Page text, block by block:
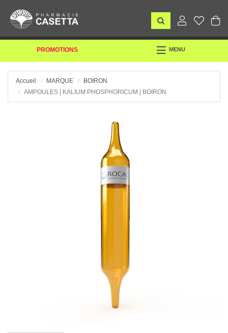
PROMOTIONS
TOGGLE
MENU
Accueil MARQUE
BOIRON
AMPOULES | KALIUM PHOSPHORICUM | BOIRON